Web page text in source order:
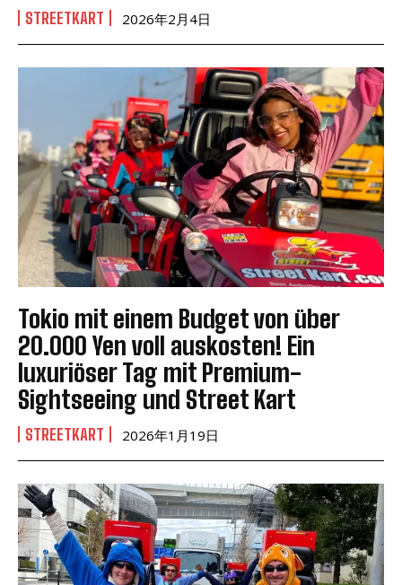
STREETKART 2026年2月4日
Tokio mit einem Budget von über
20.000 Yen voll auskosten! Ein
luxuriöser Tag mit Premium-
Sightseeing und Street Kart
STREETKART 2026年1月19日